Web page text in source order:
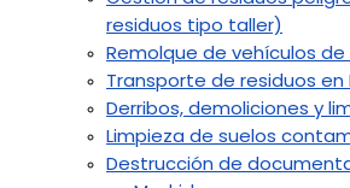
residuos tipo taller)
Remolque de vehículos
Transporte de residuos en
Derribos, demoliciones y
Limpieza de suelos
Destrucción de